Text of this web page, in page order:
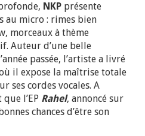
NKP présente
au micro : rimes bien
morceaux à thème
Auteur d’une belle
passée, l’artiste a livré
il expose la maîtrise totale
ses cordes vocales. A
l’EP Rahel, annoncé sur
chances d’être son